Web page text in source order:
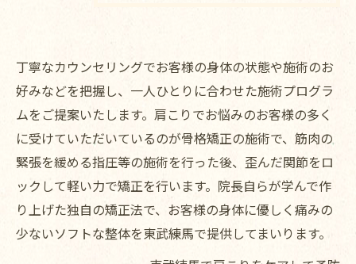
丁寧なカウンセリングでお客様の身体の状態や施術のお
好みなどを把握し、一人ひとりに合わせた施術プログラ
ムをご提案いたします。肩こりでお悩みのお客様の多く
に受けていただいているのが骨格矯正の施術で、筋肉の
緊張を緩める指圧等の施術を行った後、歪んだ関節をロ
ックして軽い力で矯正を行います。院長自らが学んで作
り上げた独自の矯正法で、お客様の身体に優しく痛みの
少ないソフトな整体を東武練馬で提供してまいります。